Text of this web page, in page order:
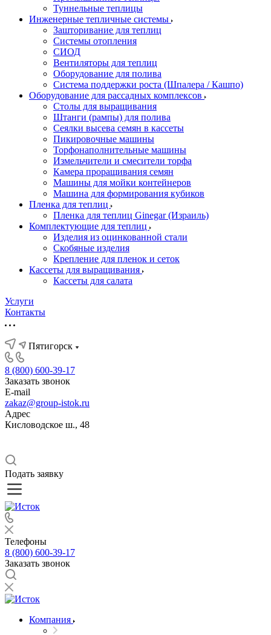
Туннельные теплицы
Инженерные тепличные системы
Зашторивание для теплиц
Системы отопления
СИОД
Вентиляторы для теплиц
Оборудование для полива
Система поддержки роста (Шпалера / Кашпо)
Оборудование для рассадных комплексов
Столы для выращивания
Штанги (рампы) для полива
Сеялки высева семян в кассеты
Пикировочные машины
Торфонаполнительные машины
Измельчители и смесители торфа
Камера проращивания семян
Машины для мойки контейнеров
Машина для формирования кубиков
Пленка для теплиц
Пленка для теплиц Ginegar (Израиль)
Комплектующие для теплиц
Изделия из оцинкованной стали
Скобяные изделия
Крепление для пленок и сеток
Кассеты для выращивания
Кассеты для салата
Услуги
Контакты
Пятигорск
8 (800) 600-39-17
Заказать звонок
E-mail
zakaz@group-istok.ru
Адрес
Кисловодское ш., 48
Подать заявку
Телефоны
8 (800) 600-39-17
Заказать звонок
Компания